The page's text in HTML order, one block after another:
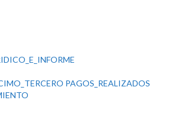
PAGOS_REALIZADOS